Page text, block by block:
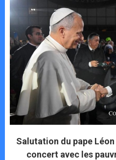
Salutation du pape
concert avec les